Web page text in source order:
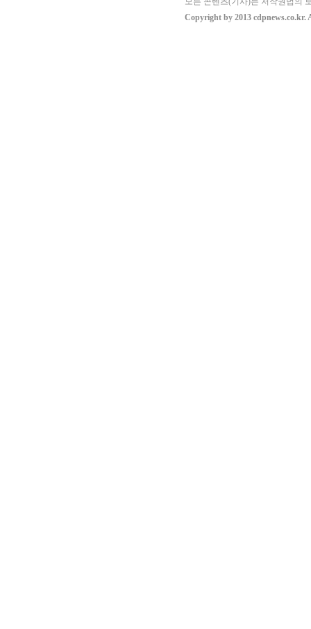
Copyright by 2013 cdpnews.co.kr.